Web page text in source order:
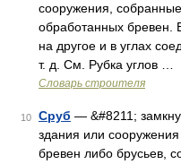
сооружения,
обработанных бревен.
на другое и в углах
т. д. См. Рубка углов …
Словарь строителя
10 Сруб — &#8211;
здания или
бревен либо брусьев,